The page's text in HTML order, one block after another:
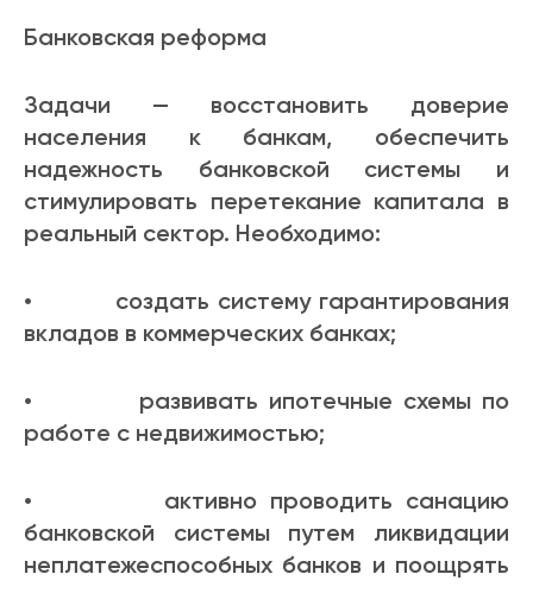
Банковская реформа
Задачи — восстановить доверие
населения к банкам, обеспечить
надежность банковской системы и
стимулировать перетекание капитала в
реальный сектор. Необходимо:
• создать систему гарантирования
вкладов в коммерческих банках;
• развивать ипотечные схемы по
работе с недвижимостью;
• активно проводить санацию
банковской системы путем ликвидации
неплатежеспособных банков и поощрять